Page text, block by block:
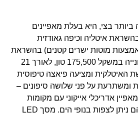
בצי, היא בעלת מאפיינים
איטליה וכיפה גאודזית
מוטות ישרים קטנים) בהשראת
האי היווני סנטוריני. האונייה במשקל 175,500 טון, לאורך 21
ומציעה פיאצה טיפוסית
על פני שלושה סיפונים –
אדריכלי אייקוני עם מקומות
ישיבה נוחים ואזורים מהם ניתן לצפות בנופי הים. מסך LED